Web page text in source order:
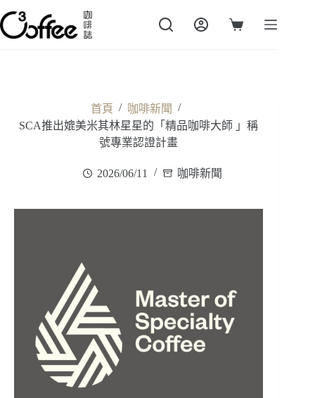
跳
至
主
購
首頁 / 咖啡新聞 /
SCA推出媲美米其林星星的「精品咖啡大師 」稱
號專業認證計畫
2026/06/11 咖啡新聞